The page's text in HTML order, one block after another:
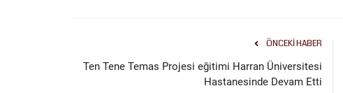
ÖNCEKI HABER
Ten Tene Temas Projesi eğitimi Harran Üniversitesi
Hastanesinde Devam Etti
Hakkında Şok İddia: Kaza...
Şanlıurfa'nın yetiştirdiği dünya çapındaki sanatçı İbrahim
Tatlıses'in eski menajeri...